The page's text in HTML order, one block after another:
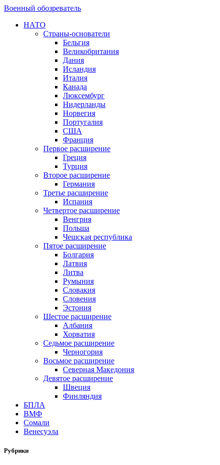
Военный обозреватель
НАТО
Страны-основатели
Бельгия
Великобритания
Дания
Исландия
Италия
Канада
Люксембург
Нидерланды
Норвегия
Португалия
США
Франция
Первое расширение
Греция
Турция
Второе расширение
Германия
Третье расширение
Испания
Четвертое расширение
Венгрия
Польша
Чешская республика
Пятое расширение
Болгария
Латвия
Литва
Румыния
Словакия
Словения
Эстония
Шестое расширение
Албания
Хорватия
Седьмое расширение
Черногория
Восьмое расширение
Северная Македония
Девятое расширение
Швеция
Финляндия
БПЛА
ВМФ
Сомали
Венесуэла
Рубрики